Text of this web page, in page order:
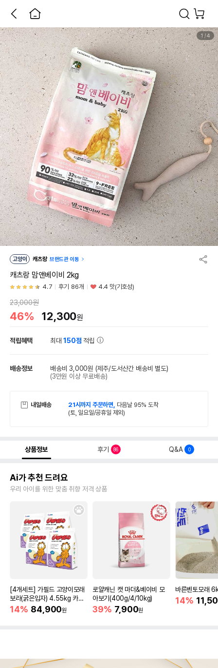
1 /4
고양이 캐츠랑 브랜드관 이동
캐츠랑 맘앤베이비 2kg
4.7 후기 86개 4.4 맛(기호성)
23,000원
46% 12,300원
적립혜택 최대150점 적립
배송정보 배송비 3,000원 (제주/도서산간 배송비 별도)
(3만원 이상 무료배송)
내일배송 21시까지 주문하면, 다음날 95% 도착
(토, 일요일/공휴일 제외)
상품정보 후기 86 Q&A 0
Ai가 추천 드려요
우리 아이를 위한 맞춤 취향 저격 상품
[4개세트] 가필드 고양이모래
보라(굵은입자) 4.55kg 카사
바모래
14% 84,900원
로얄캐닌 캣 마더&베이비 모
아보기(400g/4/10kg)
39% 7,900원
바른벤토모래
14%